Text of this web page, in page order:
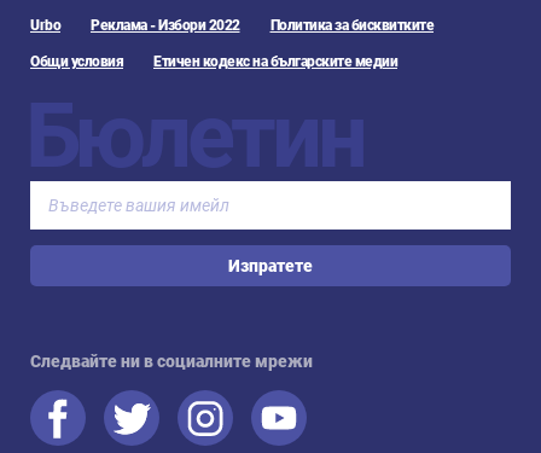
Urbo Реклама - Избори 2022 Политика за бисквитките
Общи условия Етичен кодекс на българските медии
Бюлетин
Изпратете
Следвайте ни в социалните мрежи